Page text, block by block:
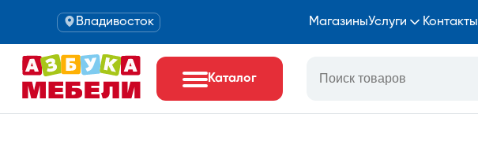
Владивосток МагазиныУслуги Контакты
Каталог